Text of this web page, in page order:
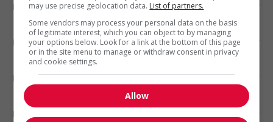
Emplois par secteur
Emplois par statut
Emplois par type
Nos suggestions
may use precise geolocation data. List of partners.
Some vendors may process your personal data on the basis
of legitimate interest, which you can object to by managing
your options below. Look for a link at the bottom of this page
or in the site menu to manage or withdraw consent in privacy
and cookie settings.
Allow